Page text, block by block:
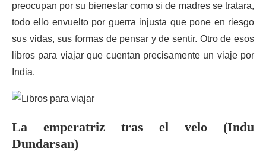
preocupan por su bienestar como si de madres se tratara,
todo ello envuelto por guerra injusta que pone en riesgo
sus vidas, sus formas de pensar y de sentir. Otro de esos
libros para viajar que cuentan precisamente un viaje por
India.
La emperatriz tras el velo (Indu
Dundarsan)